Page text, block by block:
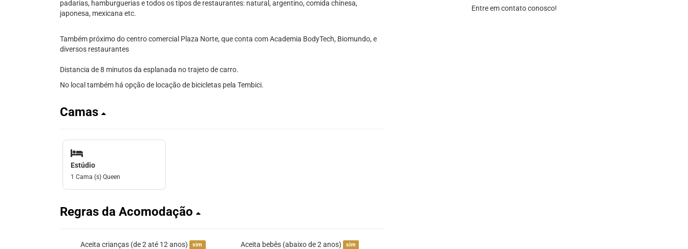
padarias, hamburguerias e todos os tipos de restaurantes: natural, argentino, comida chinesa,
japonesa, mexicana etc.
Também próximo do centro comercial Plaza Norte, que conta com Academia BodyTech, Biomundo, e
diversos restaurantes
Distancia de 8 minutos da esplanada no trajeto de carro.
No local também há opção de locação de bicicletas pela Tembici.
Camas
Estúdio
1 Cama (s) Queen
Regras da Acomodação
Aceita crianças (de 2 até 12 anos) sim Aceita bebês (abaixo de 2 anos) sim
Entre em contato conosco!